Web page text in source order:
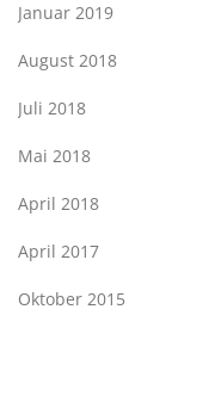
Januar 2019
August 2018
Juli 2018
Mai 2018
April 2018
April 2017
Oktober 2015